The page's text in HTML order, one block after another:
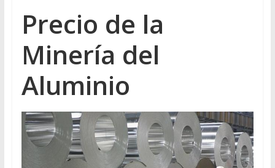
Precio de la
Minería del
Aluminio